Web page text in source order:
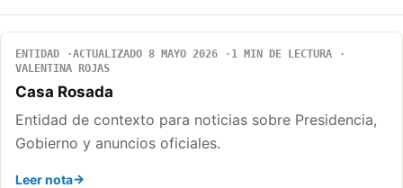
ENTIDAD ACTUALIZADO 8 MAYO 2026
1 MIN DE LECTURA
VALENTINA ROJAS
Casa Rosada
Entidad de contexto para noticias sobre Presidencia,
Gobierno y anuncios oficiales.
Leer nota